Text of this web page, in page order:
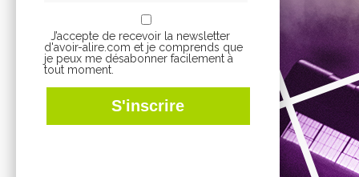
J’accepte de recevoir la newsletter
d'avoir-alire.com et je comprends que
je peux me désabonner facilement à
tout moment.